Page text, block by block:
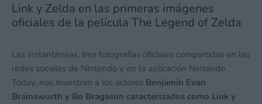
Link y Zelda en las primeras imágenes
oficiales de la película The Legend of Zelda
Las instantáneas, tres fotografías oficiales compartidas en las
redes sociales de Nintendo y en la aplicación Nintendo
Today, nos muestran a los actores Benjamin Evan
Brainsworth y Bo Bragason caracterizados como Link y